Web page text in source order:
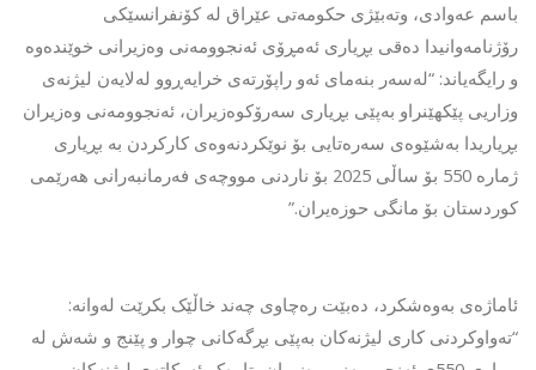
باسم عەوادی، وتەبێژی حکومەتی عێراق لە کۆنفرانسێکی
رۆژنامەوانیدا دەقی بڕیاری ئەمڕۆی ئەنجوومەنی وەزیرانی خوێندەوە
و رایگەیاند: “لەسەر بنەمای ئەو راپۆرتەی خرایەڕوو لەلایەن لیژنەی
وزاریی پێکهێنراو بەپێی بڕیاری سەرۆکوەزیران، ئەنجوومەنی وەزیران
بڕیاریدا بەشێوەی سەرەتایی بۆ نوێکردنەوەی کارکردن بە بڕیاری
ژمارە 550 بۆ ساڵی 2025 بۆ ناردنی مووچەی فەرمانبەرانی هەرێمی
کوردستان بۆ مانگی حوزەیران.”
ئاماژەی بەوەشکرد، دەبێت رەچاوی چەند خاڵێک بکرێت لەوانە:
“تەواوکردنی کاری لیژنەکان بەپێی بڕگەکانی چوار و پێنج و شەش لە